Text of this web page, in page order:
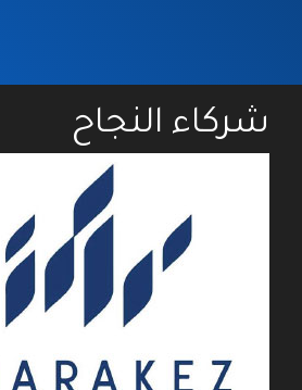
شركاء النجاح